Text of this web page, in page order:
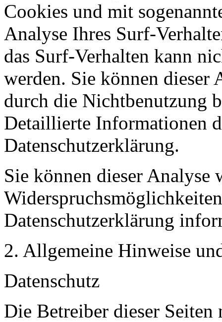
Cookies und mit
Analyse Ihres Surf-
das Surf-Verhalten kann
werden. Sie können dieser
durch die Nichtbenutzung
Detaillierte Informationen
Datenschutzerklärung.
Sie können dieser Analyse
Datenschutzerklärung
2. Allgemeine Hinweise
Datenschutz
Die Betreiber dieser Seiten